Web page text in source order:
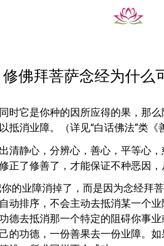
修佛拜菩萨念经为什么
它是你种的因所应得的果，那
消业障。（详见“白话佛法”类《
静心，分辨心，善心，平等心，
正了修善了，才能保证不种恶因
的业障消掉了，而是因为念经拜
动排序，不会主动去抵消某一个
德去抵消那一个特定的阻碍你事
的功德，一份善果去一份业障。